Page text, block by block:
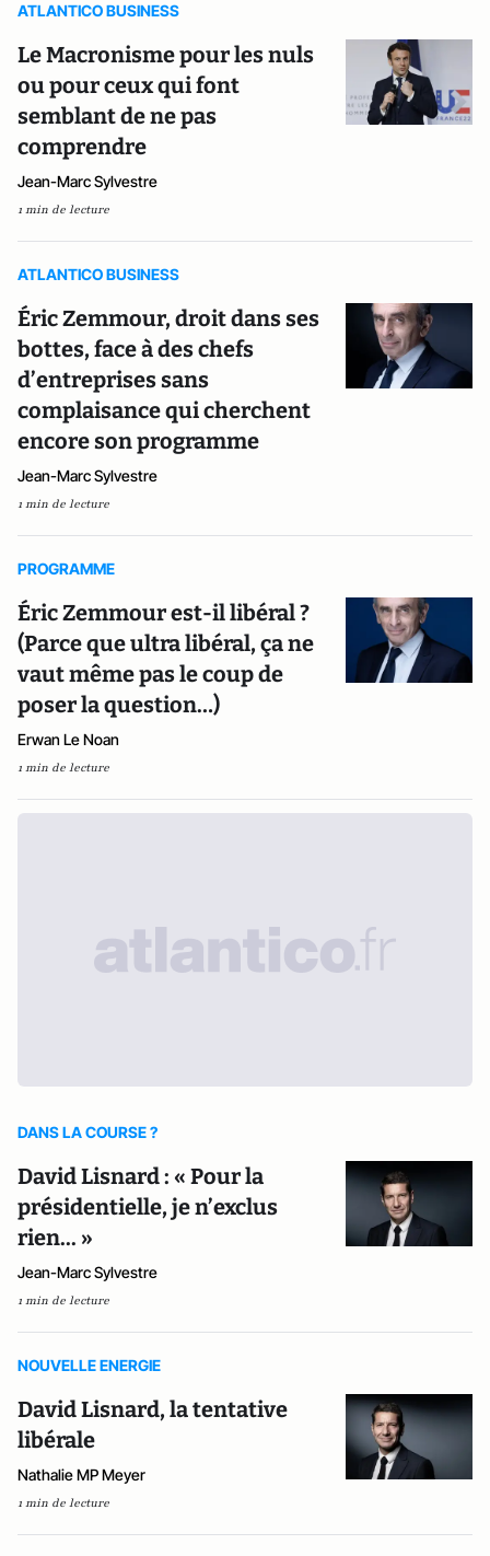
ATLANTICO BUSINESS
Le Macronisme pour les nuls
ou pour ceux qui font
semblant de ne pas
comprendre
Jean-Marc Sylvestre
1 min de lecture
ATLANTICO BUSINESS
Éric Zemmour, droit dans ses
bottes, face à des chefs
d’entreprises sans
complaisance qui cherchent
encore son programme
Jean-Marc Sylvestre
1 min de lecture
PROGRAMME
Éric Zemmour est-il libéral ?
(Parce que ultra libéral, ça ne
vaut même pas le coup de
poser la question…)
Erwan Le Noan
1 min de lecture
DANS LA COURSE ?
David Lisnard : « Pour la
présidentielle, je n’exclus
rien... »
Jean-Marc Sylvestre
1 min de lecture
NOUVELLE ENERGIE
David Lisnard, la tentative
libérale
Nathalie MP Meyer
1 min de lecture